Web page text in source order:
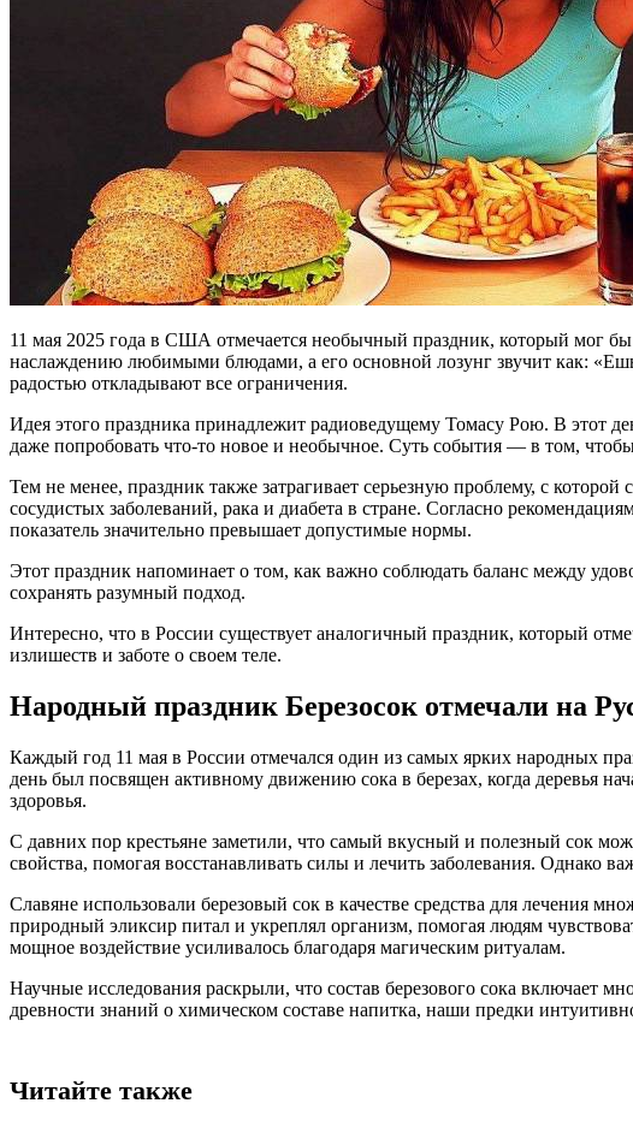
11 мая 2025 года в США отмечается необычный праздник, который мог
наслаждению любимыми блюдами, а его основной лозунг звучит как:
радостью откладывают все ограничения.
Идея этого праздника принадлежит радиоведущему Томасу Рою. В этот
даже попробовать что-то новое и необычное. Суть события — в том,
Тем не менее, праздник также затрагивает серьезную проблему, с
сосудистых заболеваний, рака и диабета в стране. Согласно
показатель значительно превышает допустимые нормы.
Этот праздник напоминает о том, как важно соблюдать баланс между
сохранять разумный подход.
Интересно, что в России существует аналогичный праздник, который
излишеств и заботе о своем теле.
Народный праздник Березосок отмечали на
Каждый год 11 мая в России отмечался один из самых ярких народных
день был посвящен активному движению сока в березах, когда деревья
здоровья.
С давних пор крестьяне заметили, что самый вкусный и полезный сок
свойства, помогая восстанавливать силы и лечить заболевания. Однако
Славяне использовали березовый сок в качестве средства для лечения
природный эликсир питал и укреплял организм, помогая людям
мощное воздействие усиливалось благодаря магическим ритуалам.
Научные исследования раскрыли, что состав березового сока включает
древности знаний о химическом составе напитка, наши предки
Читайте также